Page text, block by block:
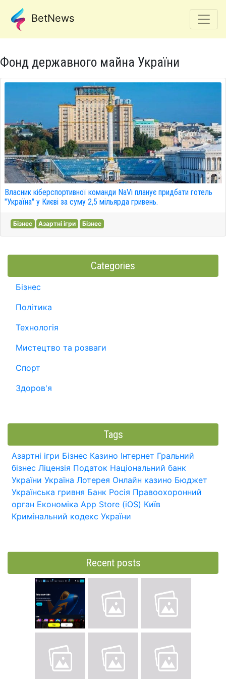
BetNews
Фонд державного майна України
Власник кіберспортивної команди NaVi планує придбати готель
"Україна" у Києві за суму 2,5 мільярда гривень.
Бізнес Азартні ігри Бізнес
Categories
Бізнес
Політика
Технологія
Мистецтво та розваги
Спорт
Здоров'я
Tags
Азартні ігри Бізнес Казино Інтернет Гральний
бізнес Ліцензія Податок Національний банк
України Україна Лотерея Онлайн казино Бюджет
Українська гривня Банк Росія Правоохоронний
орган Економіка App Store (iOS) Київ
Кримінальний кодекс України
Recent posts